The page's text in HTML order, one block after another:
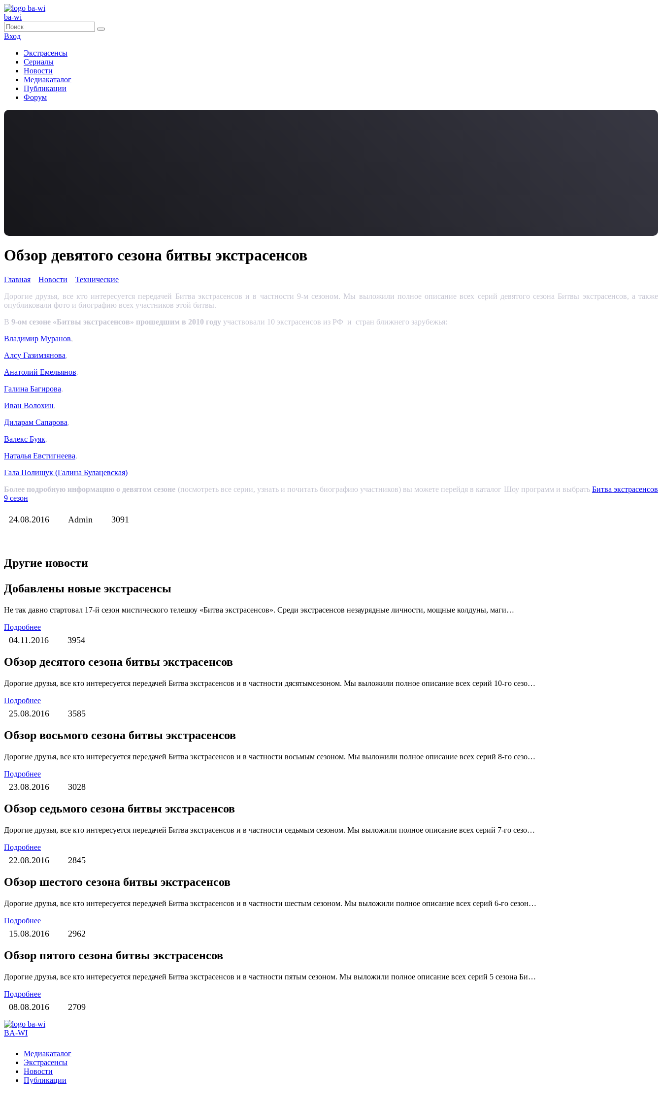
ba-wi
Вход
Экстрасенсы
Сериалы
Новости
Медиакаталог
Публикации
Форум
Обзор девятого сезона битвы экстрасенсов
Главная Новости
Технические
Дорогие друзья, все кто интересуется передачей Битва экстрасенсов и в частности 9-м сезоном. Мы выложили полное описание всех серий девятого сезона Битвы экстрасенсов, а также
опубликовали фото и биографию всех участников этой битвы.
В 9-ом сезоне «Битвы экстрасенсов» прошедшим в 2010 году участвовали 10 экстрасенсов из РФ и стран ближнего зарубежья:
Владимир Муранов,
Алсу Газимзянова,
Анатолий Емельянов,
Галина Багирова,
Иван Bолохин,
Диларам Сапарова,
Валекс Буяк,
Наталья Евстигнеева,
Гала Полищук (Галина Булацевская)
Более подробную информацию о девятом сезоне (посмотреть все серии, узнать и почитать биографию участников) вы можете перейдя в каталог Шоу программ и выбрать Битва экстрасенсов
9 сезон
24.08.2016 Admin 3091
Другие новости
Добавлены новые экстрасенсы
Не так давно стартовал 17-й сезон мистического телешоу «Битва экстрасенсов». Среди экстрасенсов незаурядные личности, мощные колдуны, маги…
Подробнее
04.11.2016 3954
Обзор десятого сезона битвы экстрасенсов
Дорогие друзья, все кто интересуется передачей Битва экстрасенсов и в частности дясятымсезоном. Мы выложили полное описание всех серий 10-го сезо…
Подробнее
25.08.2016 3585
Обзор восьмого сезона битвы экстрасенсов
Дорогие друзья, все кто интересуется передачей Битва экстрасенсов и в частности восьмым сезоном. Мы выложили полное описание всех серий 8-го сезо…
Подробнее
23.08.2016 3028
Обзор седьмого сезона битвы экстрасенсов
Дорогие друзья, все кто интересуется передачей Битва экстрасенсов и в частности седьмым сезоном. Мы выложили полное описание всех серий 7-го сезо…
Подробнее
22.08.2016 2845
Обзор шестого сезона битвы экстрасенсов
Дорогие друзья, все кто интересуется передачей Битва экстрасенсов и в частности шестым сезоном. Мы выложили полное описание всех серий 6-го сезон…
Подробнее
15.08.2016 2962
Обзор пятого сезона битвы экстрасенсов
Дорогие друзья, все кто интересуется передачей Битва экстрасенсов и в частности пятым сезоном. Мы выложили полное описание всех серий 5 сезона Би…
Подробнее
08.08.2016 2709
BA-WI
Медиакаталог
Экстрасенсы
Новости
Публикации